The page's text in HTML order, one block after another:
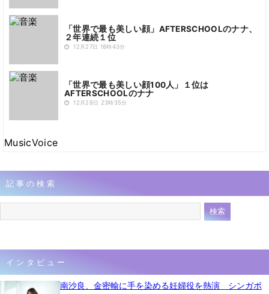
「世界で最も美しい顔」AFTERSCHOOLのナナ、
２年連続１位
12月27日 18時43分
「世界で最も美しい顔100人」１位は
AFTERSCHOOLのナナ
12月28日 23時35分
MusicVoice
記事の検索
インタビュー
南沙良、金密輸に手を染める妊婦役を熱演 シンガポ